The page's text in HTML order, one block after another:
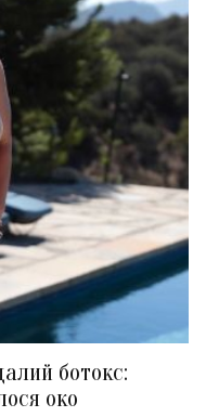
ботокс:
око